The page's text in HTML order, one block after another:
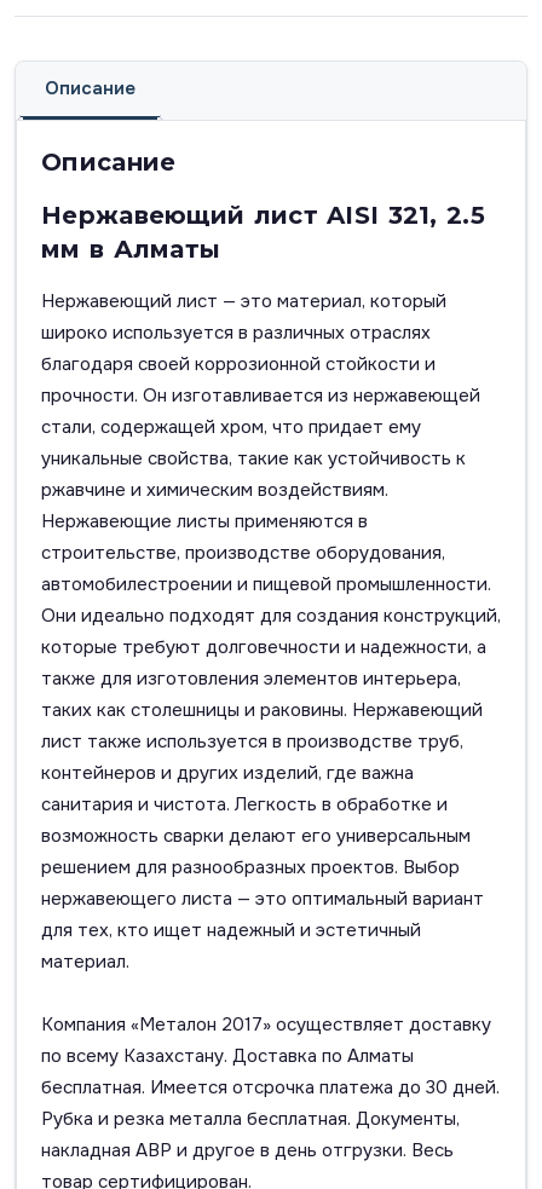
Описание
Описание
Нержавеющий лист AISI 321, 2.5
мм в Алматы
Нержавеющий лист — это материал, который
широко используется в различных отраслях
благодаря своей коррозионной стойкости и
прочности. Он изготавливается из нержавеющей
стали, содержащей хром, что придает ему
уникальные свойства, такие как устойчивость к
ржавчине и химическим воздействиям.
Нержавеющие листы применяются в
строительстве, производстве оборудования,
автомобилестроении и пищевой промышленности.
Они идеально подходят для создания конструкций,
которые требуют долговечности и надежности, а
также для изготовления элементов интерьера,
таких как столешницы и раковины. Нержавеющий
лист также используется в производстве труб,
контейнеров и других изделий, где важна
санитария и чистота. Легкость в обработке и
возможность сварки делают его универсальным
решением для разнообразных проектов. Выбор
нержавеющего листа — это оптимальный вариант
для тех, кто ищет надежный и эстетичный
материал.
Компания «Металон 2017» осуществляет доставку
по всему Казахстану. Доставка по Алматы
бесплатная. Имеется отсрочка платежа до 30 дней.
Рубка и резка металла бесплатная. Документы,
накладная АВР и другое в день отгрузки. Весь
товар сертифицирован.